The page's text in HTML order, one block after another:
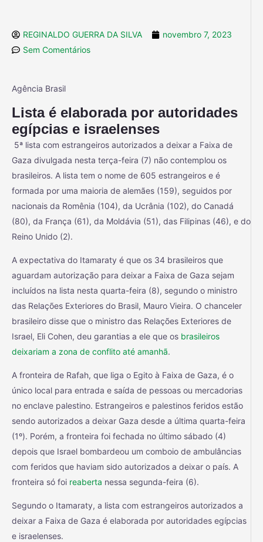
REGINALDO GUERRA DA SILVA
novembro 7, 2023
Sem Comentários
Agência Brasil
Lista é elaborada por autoridades
egípcias e israelenses
5ª lista com estrangeiros autorizados a deixar a Faixa de
Gaza divulgada nesta terça-feira (7) não contemplou os
brasileiros. A lista tem o nome de 605 estrangeiros e é
formada por uma maioria de alemães (159), seguidos por
nacionais da Romênia (104), da Ucrânia (102), do Canadá
(80), da França (61), da Moldávia (51), das Filipinas (46), e do
Reino Unido (2).
A expectativa do Itamaraty é que os 34 brasileiros que
aguardam autorização para deixar a Faixa de Gaza sejam
incluídos na lista nesta quarta-feira (8), segundo o ministro
das Relações Exteriores do Brasil, Mauro Vieira. O chanceler
brasileiro disse que o ministro das Relações Exteriores de
Israel, Eli Cohen, deu garantias a ele que os brasileiros
deixariam a zona de conflito até amanhã.
A fronteira de Rafah, que liga o Egito à Faixa de Gaza, é o
único local para entrada e saída de pessoas ou mercadorias
no enclave palestino. Estrangeiros e palestinos feridos estão
sendo autorizados a deixar Gaza desde a última quarta-feira
(1º). Porém, a fronteira foi fechada no último sábado (4)
depois que Israel bombardeou um comboio de ambulâncias
com feridos que haviam sido autorizados a deixar o país. A
fronteira só foi reaberta nessa segunda-feira (6).
Segundo o Itamaraty, a lista com estrangeiros autorizados a
deixar a Faixa de Gaza é elaborada por autoridades egípcias
e israelenses.